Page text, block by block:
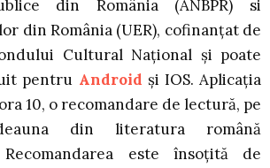
din România (ANBPR) si
din România (UER), cofinanțat de
Cultural Național și poate
pentru Android și IOS. Aplicația
10, o recomandare de lectură, pe
din literatura română
Recomandarea este însoțită de